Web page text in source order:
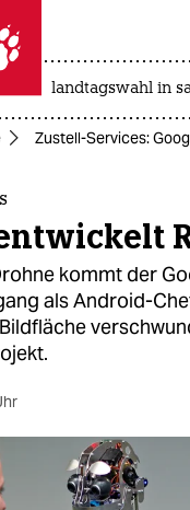
taz zahl ich
taz zahl ich
landtagswahl in
Zustell-Services:
kommt der
als Android-